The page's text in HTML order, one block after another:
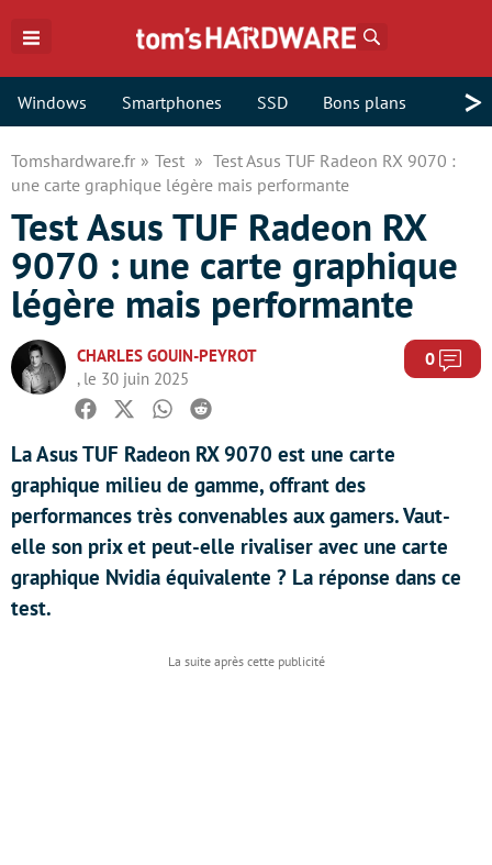
Windows Smartphones SSD Bons plans >
Tomshardware.fr Test
Test Asus TUF Radeon RX 9070 :
une carte graphique légère mais performante
Test Asus TUF Radeon RX
9070 : une carte graphique
légère mais performante
CHARLES GOUIN-PEYROT
, le 30 juin 2025
0
Facebook
TwitterWhatsapp
Reddit
La Asus TUF Radeon RX 9070 est une carte
graphique milieu de gamme, offrant des
performances très convenables aux gamers. Vaut-
elle son prix et peut-elle rivaliser avec une carte
graphique Nvidia équivalente ? La réponse dans ce
test.